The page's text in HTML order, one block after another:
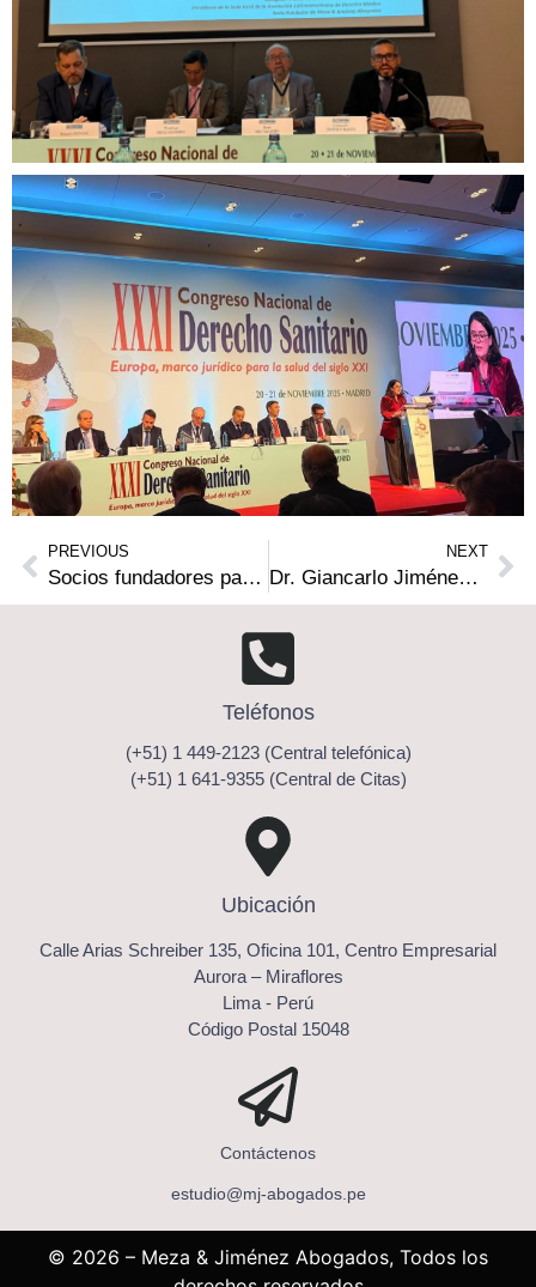
PREVIOUS
Socios fundadores participan como ponentes en el XXII Congreso Peruano de Neurocirugía
NEXT
Dr. Giancarlo Jiménez participa en la Asamblea de la Asociación Iberoamericana de Derecho Sanitario en Madrid
Teléfonos
(+51) 1 449-2123 (Central telefónica)
(+51) 1 641-9355 (Central de Citas)
Ubicación
Calle Arias Schreiber 135, Oficina 101, Centro Empresarial
Aurora – Miraflores
Lima - Perú
Código Postal 15048
Contáctenos
estudio@mj-abogados.pe
© 2026 – Meza & Jiménez Abogados, Todos los